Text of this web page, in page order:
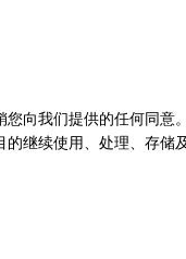
向我们提供的任何同意
继续使用、处理、存储